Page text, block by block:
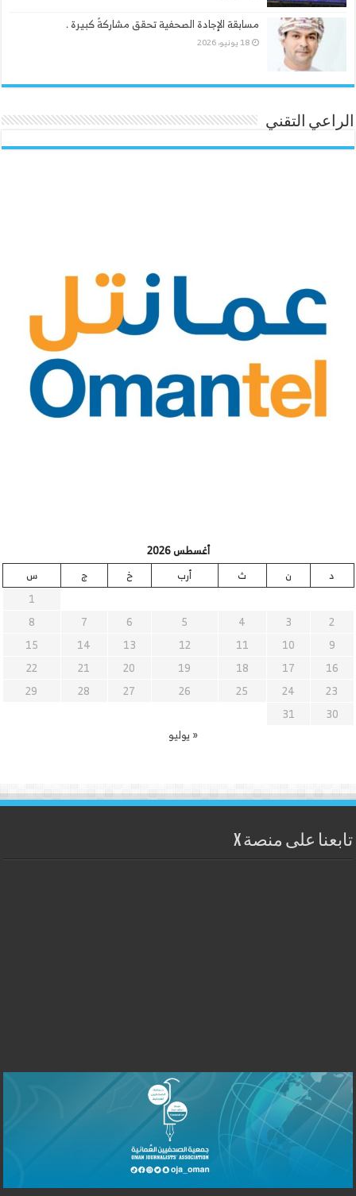
مسابقة الإجادة الصحفية تحقق مشاركةً كبيرة .
18 يونيو، 2026
الراعي التقني
أغسطس 2026
د
ن ث أرب خ ج
س
1
2
3
4
5
6
7
8
9
10
11
12
13
14
15
16
17
18
19
20
21
22
23
24
25
26
27
28
29
30
31
« يوليو
تابعنا على منصة X